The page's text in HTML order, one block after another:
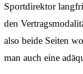
Sportdirektor
den
also beide Seiten
man auch eine